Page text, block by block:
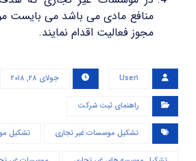
منافع مادی می باشد می بایست
مجوز فعالیت اقدام نمایند.
User۱ جولای ۲۸, ۲۰۱۸
راهنمای ثبت شرکت
تشکیل موسسات غیر تجاری تشکیل